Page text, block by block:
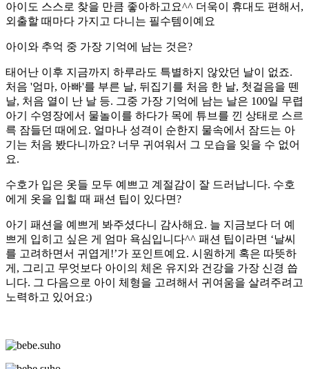
아이도 스스로 찾을 만큼 좋아하고요^^ 더욱이 휴대도 편해서,
외출할 때마다 가지고 다니는 필수템이예요
아이와 추억 중 가장 기억에 남는 것은?
태어난 이후 지금까지 하루라도 특별하지 않았던 날이 없죠.
처음 '엄마, 아빠'를 부른 날, 뒤집기를 처음 한 날, 첫걸음을 뗀
날, 처음 열이 난 날 등. 그중 가장 기억에 남는 날은 100일 무렵
아기 수영장에서 물놀이를 하다가 목에 튜브를 낀 상태로 스르
륵 잠들던 때에요. 얼마나 성격이 순한지 물속에서 잠드는 아
기는 처음 봤다니까요? 너무 귀여워서 그 모습을 잊을 수 없어
요.
수호가 입은 옷들 모두 예쁘고 계절감이 잘 드러납니다. 수호
에게 옷을 입힐 때 패션 팁이 있다면?
아기 패션을 예쁘게 봐주셨다니 감사해요. 늘 지금보다 더 예
쁘게 입히고 싶은 게 엄마 욕심입니다^^ 패션 팁이라면 ‘날씨
를 고려하면서 귀엽게!’가 포인트예요. 시원하게 혹은 따뜻하
게, 그리고 무엇보다 아이의 체온 유지와 건강을 가장 신경 씁
니다. 그 다음으로 아이 체형을 고려해서 귀여움을 살려주려고
노력하고 있어요:)